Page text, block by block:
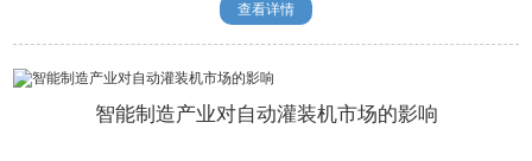
查看详情
智能制造产业对自动灌装机市场的影响